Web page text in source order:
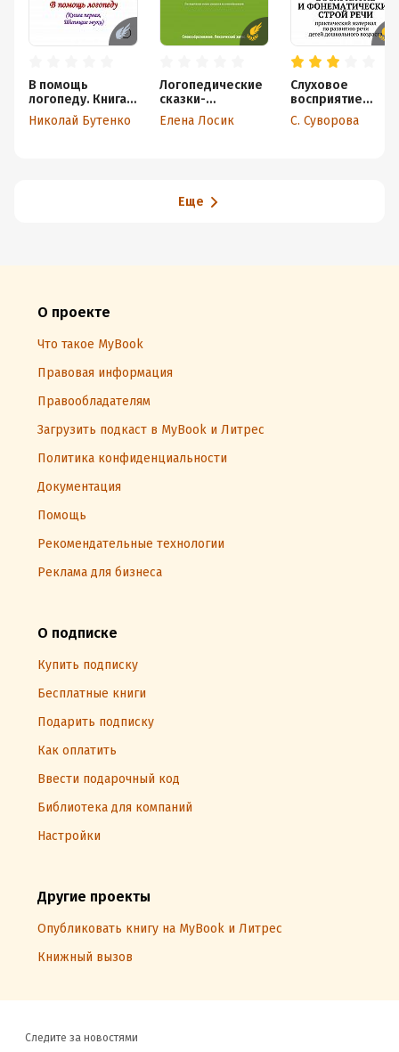
В помощь
логопеду. Книга
первая
Николай Бутенко
Логопедические
сказки-
раскраски на
словообразован
Елена Лосик
Слуховое
восприятие
и фонематически
й строй речи.
С. Суворова
Еще
О проекте
Что такое MyBook
Правовая информация
Правообладателям
Загрузить подкаст в MyBook и Литрес
Политика конфиденциальности
Документация
Помощь
Рекомендательные технологии
Реклама для бизнеса
О подписке
Купить подписку
Бесплатные книги
Подарить подписку
Как оплатить
Ввести подарочный код
Библиотека для компаний
Настройки
Другие проекты
Опубликовать книгу на MyBook и Литрес
Книжный вызов
Следите за новостями